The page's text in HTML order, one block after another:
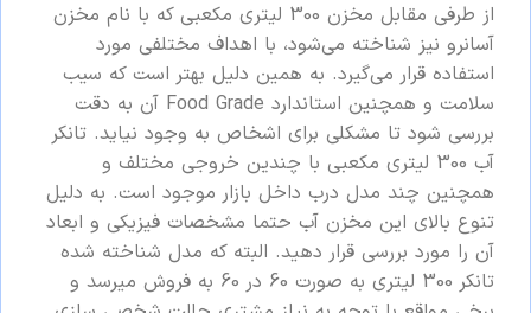
از طرفی مقابل مخزن 300 لیتری مکعبی که با نام مخزن
آسانرو نیز شناخته می‌شود، با اهداف مختلفی مورد
استفاده قرار می‌گیرد. به همین دلیل بهتر است که سیب
سلامت و همچنین استاندارد Food Grade آن به دقت
بررسی شود تا مشکلی برای اشخاص به وجود نیاید. تانکر
آب 300 لیتری مکعبی با چندین خروجی مختلف و
همچنین چند مدل درب داخل بازار موجود است. به دلیل
تنوع بالای این مخزن آب حتما مشخصات فیزیکی و ابعاد
آن را مورد بررسی قرار دهید. البته که مدل شناخته شده
تانکر 300 لیتری به صورت 60 در 60 به فروش میرسد و